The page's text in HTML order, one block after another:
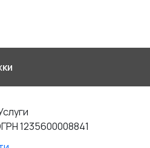
1235600008841